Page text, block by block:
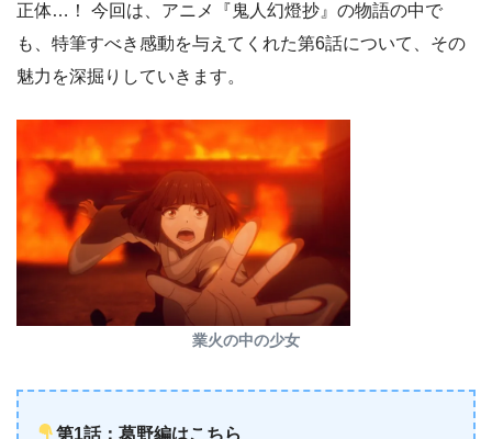
正体…！ 今回は、アニメ『鬼人幻燈抄』の物語の中で
も、特筆すべき感動を与えてくれた第6話について、その
魅力を深掘りしていきます。
業火の中の少女
第1話：葛野編はこちら